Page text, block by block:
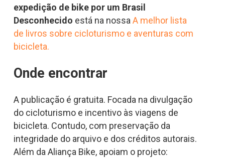
expedição de bike por um Brasil
Desconhecido está na nossa A melhor lista
de livros sobre cicloturismo e aventuras com
bicicleta.
Onde encontrar
A publicação é gratuita. Focada na divulgação
do cicloturismo e incentivo às viagens de
bicicleta. Contudo, com preservação da
integridade do arquivo e dos créditos autorais.
Além da Aliança Bike, apoiam o projeto: